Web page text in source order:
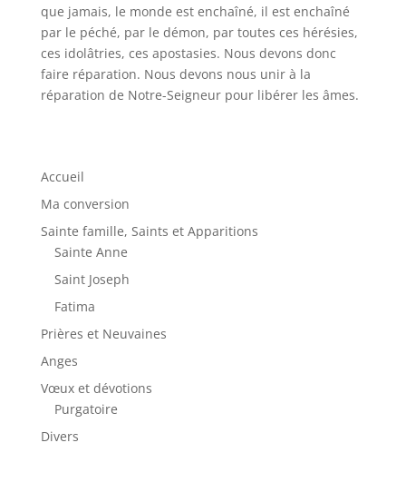
que jamais, le monde est enchaîné, il est enchaîné
par le péché, par le démon, par toutes ces hérésies,
ces idolâtries, ces apostasies. Nous devons donc
faire réparation. Nous devons nous unir à la
réparation de Notre-Seigneur pour libérer les âmes.
Accueil
Ma conversion
Sainte famille, Saints et Apparitions
Sainte Anne
Saint Joseph
Fatima
Prières et Neuvaines
Anges
Vœux et dévotions
Purgatoire
Divers